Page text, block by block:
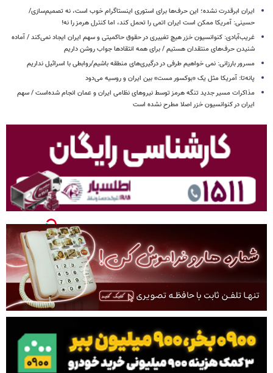
ایران ابرقدرت نشده؛ این حرف‌ها برای استوری اینستاگرام خوب است، نه تصمیم‌سازی/
حسینی: آمریکا ممکن است ایران اتمی را تحمل کند، اما کنترل هرمز را نه!
غریب‌آبادی: کنوانسیون خزر هیچ تغییری در حقوق حاکمیتی و سهم ایران ایجاد نمی‌کند / آماده
شنیدن حرف‌های منتقدان هستیم / برای همه انتقادها جواب روشن داریم
مسرور بارزانی: نمی خواهیم طرفی در درگیری‌های منطقه باشیم/روابطی با اسرائیل نداریم
پانه‌تا: آمریکا مثل یک «بوکسور مست» بین ایران و روسیه می‌دود
مذاکرات مسیر جدید تنگه هرمز توسط نیروهای نظامی ایران و عمان انجام شده‌است / سهم
ایران در کنوانسیون خزر اصلا مطرح نشده است